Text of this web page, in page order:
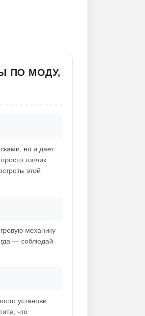
ПО МОДУ,
но и дает
топчик
этой
механику
— соблюдай
установи
что